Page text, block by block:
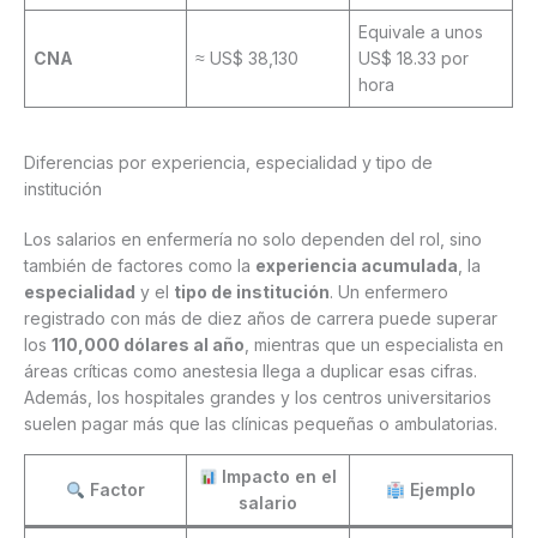
CNA ≈ US$ 38,130
Equivale a unos
US$ 18.33 por
hora
Diferencias por experiencia, especialidad y tipo de
institución
Los salarios en enfermería no solo dependen del rol, sino
también de factores como la experiencia acumulada , la
especialidad y el tipo de institución. Un enfermero
registrado con más de diez años de carrera puede superar
los 110,000 dólares al año , mientras que un especialista en
áreas críticas como anestesia llega a duplicar esas cifras.
Además, los hospitales grandes y los centros universitarios
suelen pagar más que las clínicas pequeñas o ambulatorias.
Factor
Impacto en el
salario
Ejemplo